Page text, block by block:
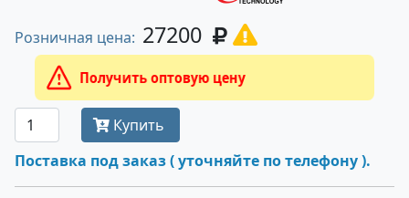
Розничная цена: 27200
Получить оптовую цену
Купить
Поставка под заказ ( уточняйте по телефону ).